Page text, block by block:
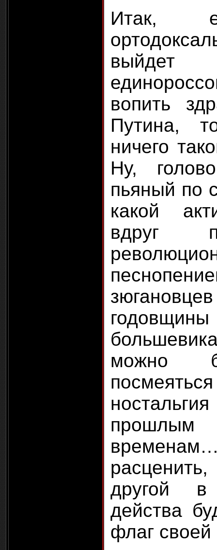
Итак,
вопить
Путина,
ничего
Ну,
пьяный по
какой
вдруг
можно
другой
действа
флаг своей